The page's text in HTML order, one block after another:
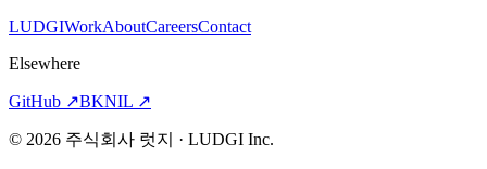
LUDGIWorkAboutCareersContact
Elsewhere
GitHub ↗BKNIL ↗
© 2026 주식회사 럿지 · LUDGI Inc.